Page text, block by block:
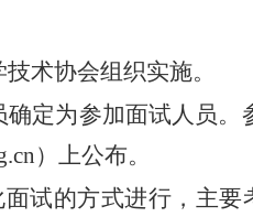
技术协会组织实施。
确定为参加面试人员
） 上公布。
试的方式进行，主